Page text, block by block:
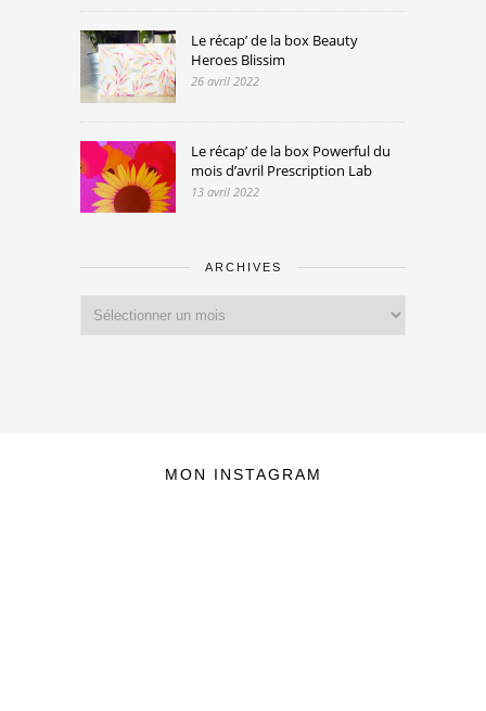
Le récap’ de la box Beauty
Heroes Blissim
26 avril 2022
Le récap’ de la box Powerful du
mois d’avril Prescription Lab
13 avril 2022
ARCHIVES
MON INSTAGRAM